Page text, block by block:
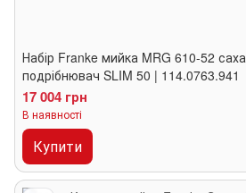
Набір Franke мийка MRG 610-52
подрібнювач SLIM 50 | 114.0763.941
17 004 грн
В наявності
Купити